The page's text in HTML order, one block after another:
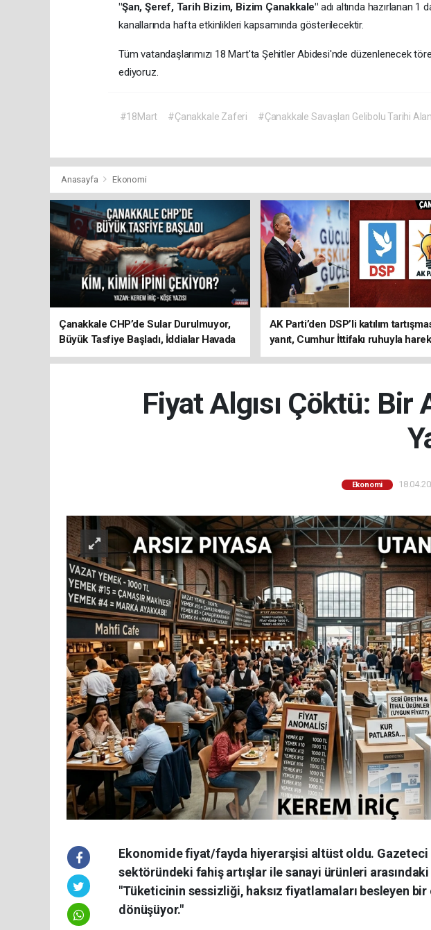
"Şan, Şeref, Tarih Bizim, Bizim Çanakkale" adı altında hazırlanan 1
kanallarında hafta etkinlikleri kapsamında gösterilecektir.
Tüm vatandaşlarımızı 18 Mart'ta Şehitler Abidesi'nde düzenlenecek
ediyoruz.
#18Mart #Çanakkale Zaferi #Çanakkale Savaşları Gelibolu Tarihi Alan
Anasayfa Ekonomi
Çanakkale CHP’de Sular Durulmuyor,
Büyük Tasfiye Başladı, İddialar Havada
Uçuşuyor
AK Parti’den DSP’li katılım
yanıt, Cumhur İttifakı ruhuyla
ediyoruz
Fiyat Algısı Çöktü:
Ekonomi
Ekonomide fiyat/fayda hiyerarşisi altüst oldu.
sektöründeki fahiş artışlar ile sanayi ürünleri arasındaki
"Tüketicinin sessizliği, haksız fiyatlamaları besleyen bir
dönüşüyor."